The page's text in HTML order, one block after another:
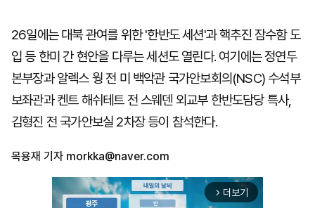
26일에는 대북 관여를 위한 '한반도 세션'과 핵추진 잠수함 도
입 등 한미 간 현안을 다루는 세션도 열린다. 여기에는 정연두
본부장과 알렉스 웡 전 미 백악관 국가안보회의(NSC) 수석부
보좌관과 켄트 해쉬테트 전 스웨덴 외교부 한반도담당 특사,
김형진 전 국가안보실 2차장 등이 참석한다.
목용재 기자 morkka@naver.com
arrow_forward_ios 더보기